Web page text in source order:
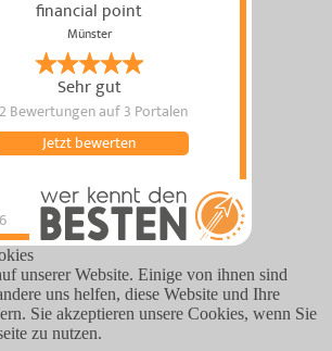
financial point
Münster
Sehr gut
Bewertungenauf 3 Portalen
Jetzt bewerten
financial pointhat4.9
von5Sternen |
pointBewertungen
auf
werkenntdenBESTEN.de
unserer Website. Einige von ihnen sind
uns helfen, diese Website und Ihre
Sie akzeptieren unsere Cookies, wenn Sie
zu nutzen.